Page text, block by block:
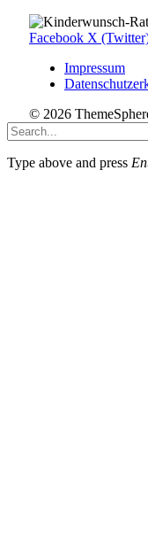
Facebook X
Impressum
© 2026
Type above and press